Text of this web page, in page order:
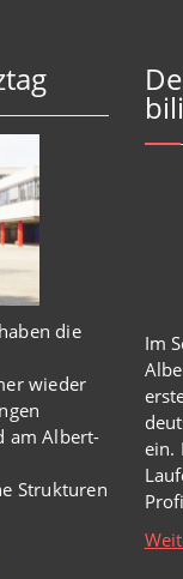
die
wieder
am Albert-
Strukturen
Im
ein.